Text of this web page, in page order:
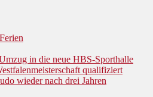
in die neue HBS-Sporthalle
qualifiziert
wieder nach drei Jahren